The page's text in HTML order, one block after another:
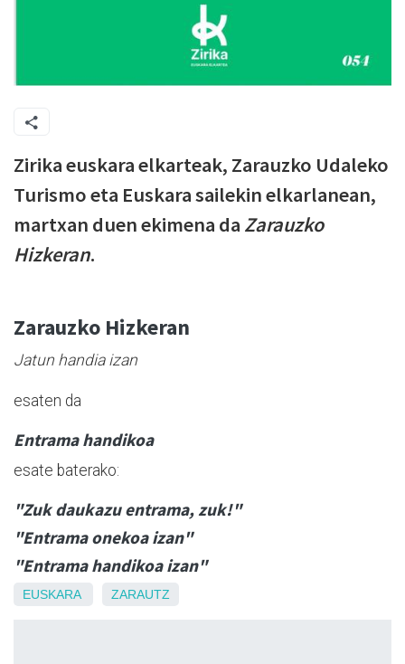
Zirika euskara elkarteak, Zarauzko Udaleko
Turismo eta Euskara sailekin elkarlanean,
martxan duen ekimena da Zarauzko
Hizkeran.
Zarauzko Hizkeran
Jatun handia izan
esaten da
Entrama handikoa
esate baterako:
"Zuk daukazu entrama, zuk!"
"Entrama onekoa izan"
"Entrama handikoa izan"
EUSKARA ZARAUTZ